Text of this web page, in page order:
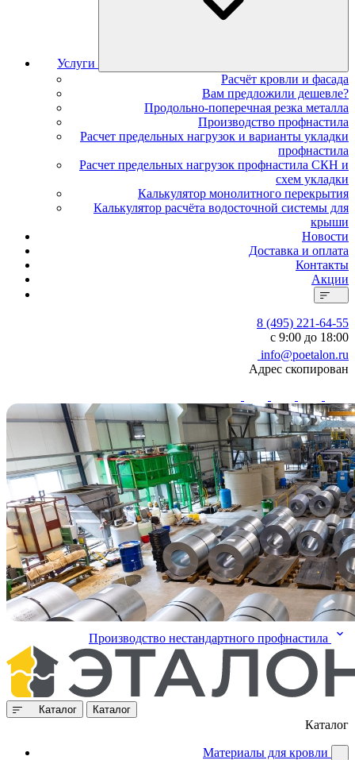
Услуги
Расчёт кровли и фасада
Вам предложили дешевле?
Продольно-поперечная резка металла
Производство профнастила
Расчет предельных нагрузок и варианты укладки
профнастила
Расчет предельных нагрузок профнастила СКН и
схем укладки
Калькулятор монолитного перекрытия
Калькулятор расчёта водосточной системы для
крыши
Новости
Доставка и оплата
Контакты
Акции
8 (495) 221-64-55
с 9:00 до 18:00
info@poetalon.ru
Адрес скопирован
Производство нестандартного профнастила
Каталог Каталог
Каталог
Материалы для кровли